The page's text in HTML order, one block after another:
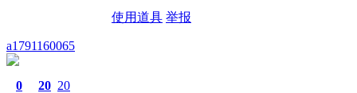
使用道具 举报
a1791160065
0 20 20